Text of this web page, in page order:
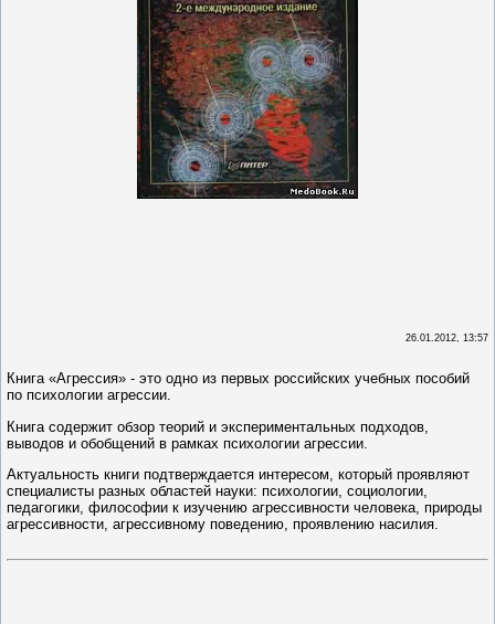
26.01.2012, 13:57
Книга «Агрессия» - это одно из первых российских учебных пособий
по психологии агрессии.
Книга содержит обзор теорий и экспериментальных подходов,
выводов и обобщений в рамках психологии агрессии.
Актуальность книги подтверждается интересом, который проявляют
специалисты разных областей науки: психологии, социологии,
педагогики, философии к изучению агрессивности человека, природы
агрессивности, агрессивному поведению, проявлению насилия.